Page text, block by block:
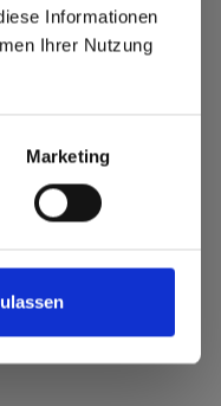
Informationen
Ihrer Nutzung
Marketing
in Europe
sr.Verfügbar
sr.Verfügbar
Lieferzeit sr.Verfügbar
Lieferzeit sr.Verfügbar